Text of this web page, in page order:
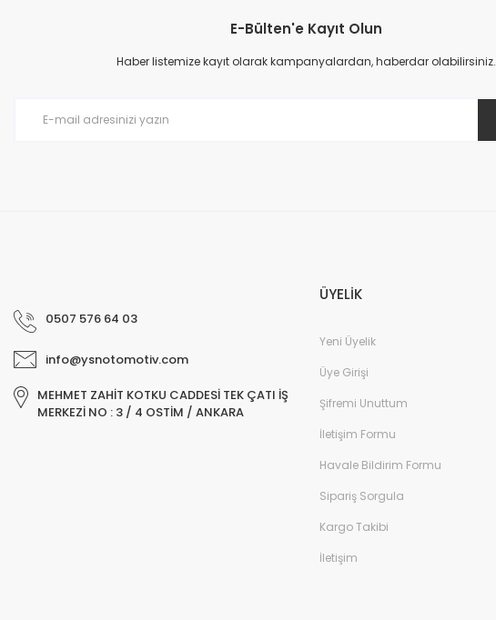
Ürün resmi kalitesiz, bozuk veya görüntülenemiyor.
Ürün açıklamasında eksik bilgiler bulunuyor.
E-Bülten'e Kayıt Olun
Haber listemize kayıt olarak kampanyalardan, haberdar olabilirsiniz.
0507 576 64 03
info@ysnotomotiv.com
MEHMET ZAHİT KOTKU CADDESİ TEK ÇATI İŞ
MERKEZİ NO : 3 / 4 OSTİM / ANKARA
ÜYELİK
Yeni Üyelik
Üye Girişi
Şifremi Unuttum
İletişim Formu
Havale Bildirim Formu
Sipariş Sorgula
Kargo Takibi
İletişim